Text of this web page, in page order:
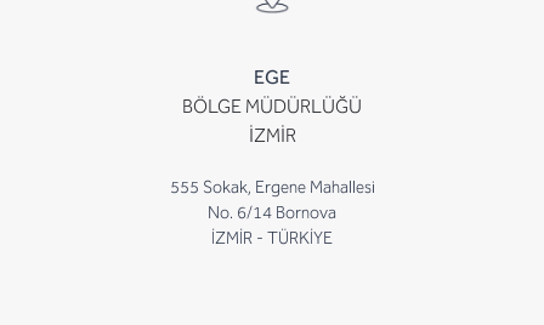
EGE
BÖLGE MÜDÜRLÜĞÜ
İZMİR
555 Sokak, Ergene Mahallesi
No. 6/14 Bornova
İZMİR - TÜRKİYE